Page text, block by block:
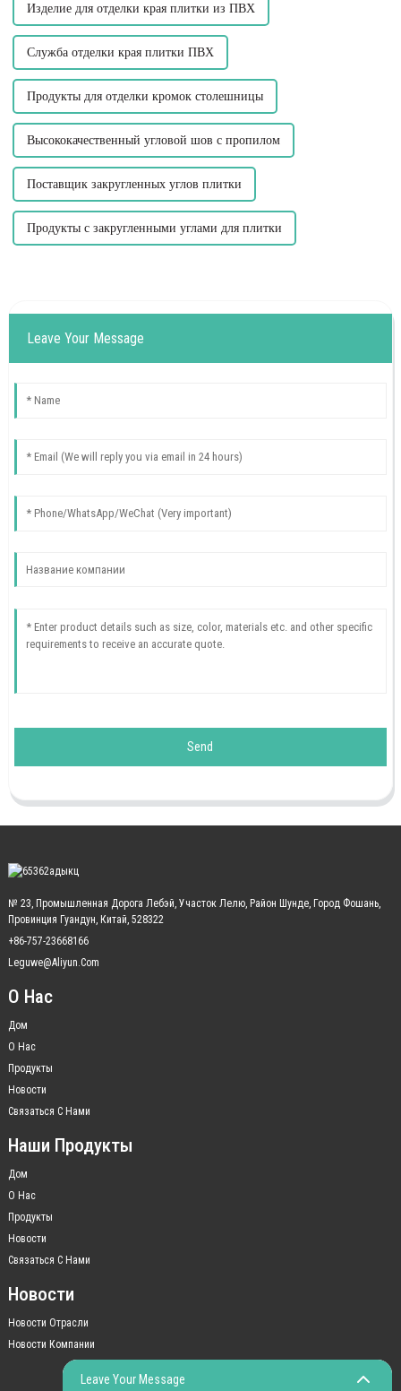
Изделие для отделки края плитки из ПВХ
Служба отделки края плитки ПВХ
Продукты для отделки кромок столешницы
Высококачественный угловой шов с пропилом
Поставщик закругленных углов плитки
Продукты с закругленными углами для плитки
Leave Your Message
Send
№ 23, Промышленная Дорога Лебэй, Участок Лелю, Район Шунде, Город Фошань,
Провинция Гуандун, Китай, 528322
+86-757-23668166
Leguwe@aliyun.com
О Нас
Дом
О Нас
Продукты
Новости
Связаться С Нами
Наши Продукты
Дом
О Нас
Продукты
Новости
Связаться С Нами
Новости
Новости Отрасли
Новости Компании
Leave Your Message